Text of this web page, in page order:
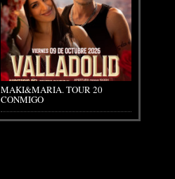
MAKI&MARIA. TOUR 20
CONMIGO